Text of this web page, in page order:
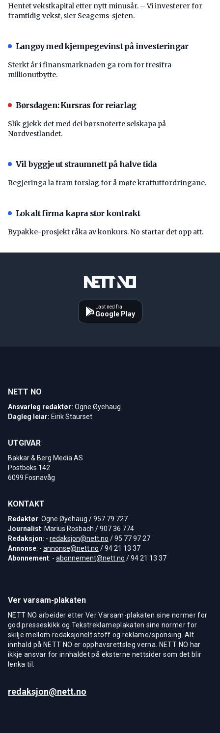
Hentet vekstkapital etter nytt minusår. – Vi investerer for
framtidig vekst, sier Seagems-sjefen.
Langøy med kjempegevinst på investeringar
Sterkt år i finansmarknaden ga rom for tresifra
millionutbytte.
Børsdagen: Kursras for reiarlag
Slik gjekk det med dei børsnoterte selskapa på
Nordvestlandet.
Vil byggje ut straumnett på halve tida
Regjeringa la fram forslag for å møte kraftutfordringane.
Lokalt firma kapra stor kontrakt
Bypakke-prosjekt råka av konkurs. No startar det opp att.
Last ned fra
Google Play
NETT NO
Ansvarleg redaktør: Ogne Øyehaug
Dagleg leiar: Eirik Staurset
UTGIVAR
Bakkar & Berg Media AS
Postboks 142
6099 Fosnavåg
KONTAKT
Redaktør: Ogne Øyehaug / 957 79 727
Journalist: Marius Rosbach / 907 36 774
Redaksjon: - redaksjon@nett.no / 95 77 97 27
Annonse: - annonse@nett.no / 94 21 13 37
Abonnement: - abonnement@nett.no / 94 21 13 37
Ver varsam-plakaten
NETT NO arbeider etter Ver Varsam-plakaten sine normer for
god presseskikk og Tekstreklameplakaten sine normer for
skilje mellom redaksjonelt stoff og reklame/sponsing. Alt
innhald på NETT NO er opphavsrettsleg verna. NETT NO har
ikkje ansvar for innhaldet på eksterne nettsider som det blir
lenka til.
redaksjon@nett.no